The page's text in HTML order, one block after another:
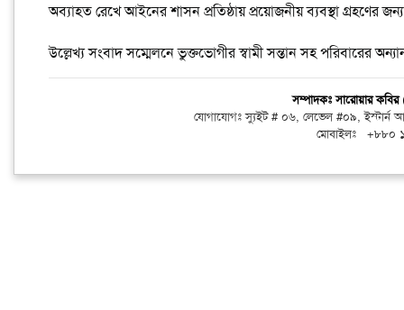
অব্যাহত রেখে আইনের শাসন প্রতিষ্ঠায় প্রয়োজনীয় ব্যবস্থা গ্রহণের
উল্লেখ্য সংবাদ সম্মেলনে ভুক্তভোগীর স্বামী সন্তান সহ পরিবারের
সম্পাদকঃ সারোয়ার
যোগাযোগঃ স্যুইট # ০৬, লেভেল #০৯, ইস্টার্ন
মোবাইলঃ +৮৮০